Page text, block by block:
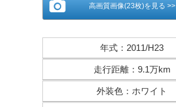
高画質画像(23枚)を見る >>
年式 ： 2011/H23
走行距離： 9.1万km
外装色 ： ホワイト